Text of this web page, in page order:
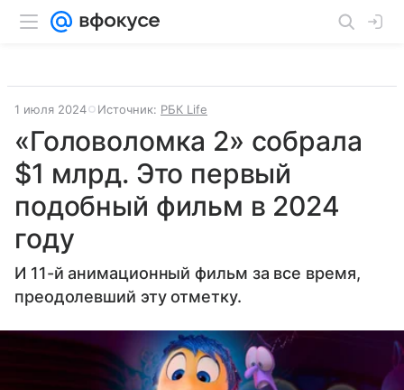
1 июля 2024 Источник: РБК Life
«Головоломка 2» собрала
$1 млрд. Это первый
подобный фильм в 2024
году
И 11-й анимационный фильм за все время,
преодолевший эту отметку.